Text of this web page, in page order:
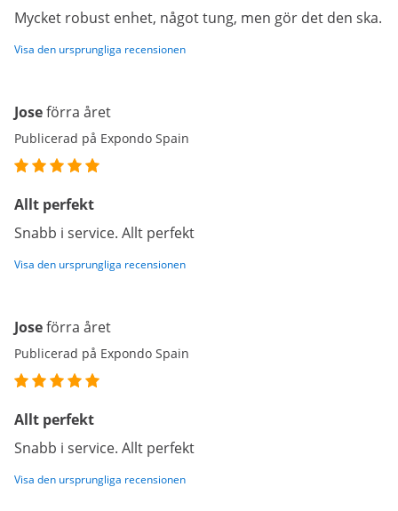
Mycket robust enhet, något tung, men gör det den ska.
Visa den ursprungliga recensionen
Joseförra året
Publicerad på Expondo Spain
Allt perfekt
Snabb i service. Allt perfekt
Visa den ursprungliga recensionen
Joseförra året
Publicerad på Expondo Spain
Allt perfekt
Snabb i service. Allt perfekt
Visa den ursprungliga recensionen